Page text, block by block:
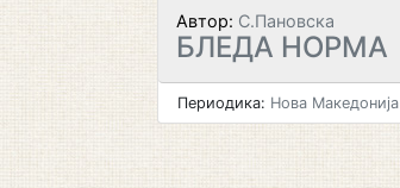
Автор: С.Пановска
БЛЕДА НОРМА
Периодика: Нова Македонија